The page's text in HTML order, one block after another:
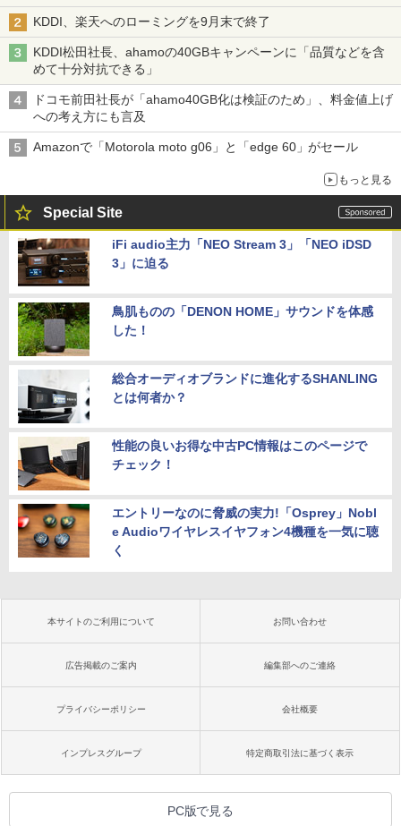
穴と楽天モバイルの課題
KDDI、楽天へのローミングを9月末で終了
KDDI松田社長、ahamoの40GBキャンペーンに「品質などを含
めて十分対抗できる」
ドコモ前田社長が「ahamo40GB化は検証のため」、料金値上げ
への考え方にも言及
Amazonで「Motorola moto g06」と「edge 60」がセール
もっと見る
Special Site
iFi audio主力「NEO Stream 3」「NEO iDSD
3」に迫る
鳥肌ものの「DENON HOME」サウンドを体感
した！
総合オーディオブランドに進化するSHANLING
とは何者か？
性能の良いお得な中古PC情報はこのページで
チェック！
エントリーなのに脅威の実力!「Osprey」Nobl
e Audioワイヤレスイヤフォン4機種を一気に聴
く
本サイトのご利用について お問い合わせ
広告掲載のご案内 編集部へのご連絡
プライバシーポリシー 会社概要
インプレスグループ 特定商取引法に基づく表示
PC版で見る